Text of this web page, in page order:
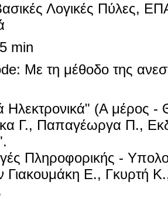
Λογικές Πύλες,
min
Με τη μέθοδο της
Ηλεκτρονικά" (Α μέρος
Γ., Παπαγέωργα Π.,
Πληροφορικής -
Γιακουμάκη Ε., Γκυρτή